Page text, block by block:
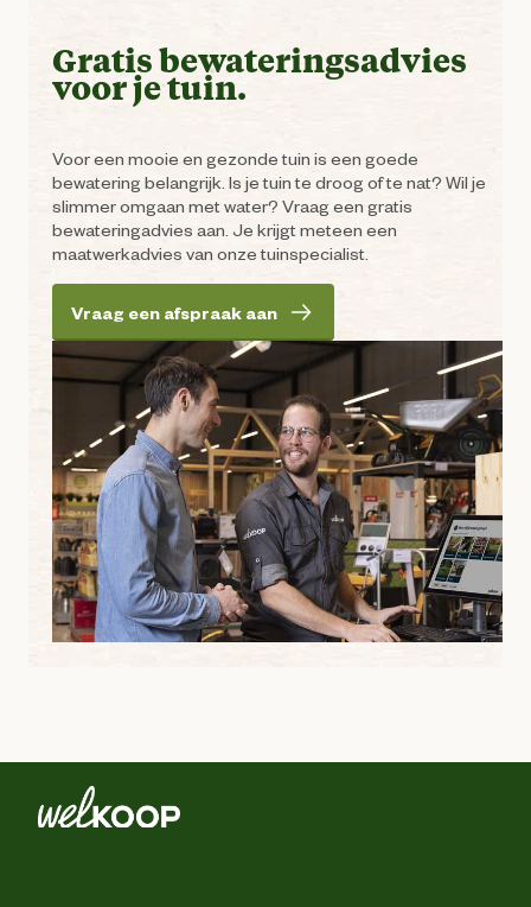
Gratis bewateringsadvies
voor je tuin.
Voor een mooie en gezonde tuin is een goede
bewatering belangrijk. Is je tuin te droog of te nat? Wil je
slimmer omgaan met water? Vraag een gratis
bewateringadvies aan. Je krijgt meteen een
maatwerkadvies van onze tuinspecialist.
Vraag een afspraak aan